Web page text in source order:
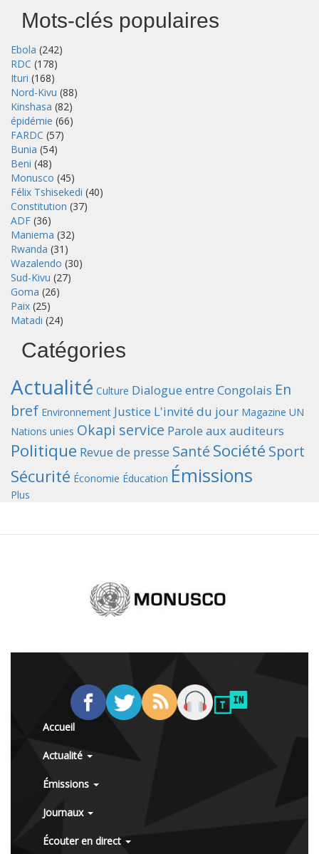
Mots-clés populaires
Ebola (242)
RDC (178)
Ituri (168)
Nord-Kivu (88)
Kinshasa (82)
épidémie (66)
FARDC (57)
Bunia (54)
Beni (48)
Monusco (45)
Félix Tshisekedi (40)
Constitution (37)
ADF (36)
Maniema (32)
Rwanda (31)
Wazalendo (30)
Sud-Kivu (27)
Goma (26)
Paix (25)
Matadi (24)
Catégories
Actualité Culture Dialogue entre Congolais En
bref Environnement Justice L'invité du jour Magazine UN
Nations unies Okapi service Parole aux auditeurs
Politique Revue de presse Santé Société Sport
Sécurité Économie Éducation Émissions
Plus
Accueil
Actualité
Émissions
Journaux
Écouter en direct